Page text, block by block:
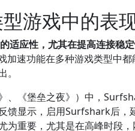
游戏中的表
应性，尤其在提高连接稳定
速功能在多种游戏类型中
《堡垒之夜》）中，
馈显示，启用Surfshark后，
重要，尤其是在高峰时段，